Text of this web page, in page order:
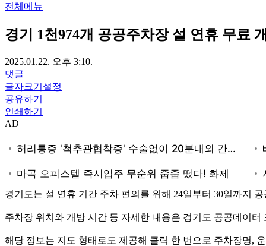
전체메뉴
경기 1천974개 공공주차장 설 연휴 무료
2025.01.22. 오후 3:10.
댓글
글자크기설정
공유하기
인쇄하기
AD
경기도는 설 연휴 기간 주차 편의를 위해 24일부터 30일까지
주차장 위치와 개방 시간 등 자세한 내용은 경기도 공공데이
해당 정보는 지도 형태로도 제공해 클릭 한 번으로 주차장명,